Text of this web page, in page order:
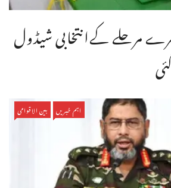
مرحلے کےانتخابی شیڈول
اہم خبریں بین الاقوامی